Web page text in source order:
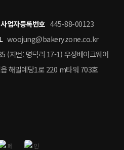
사업자등록번호 445-88-00123
woojung@bakeryzone.co.kr
(지번: 명덕리 17-1) 우정베이크웨어
해밀예당1로 220 m타워 703호